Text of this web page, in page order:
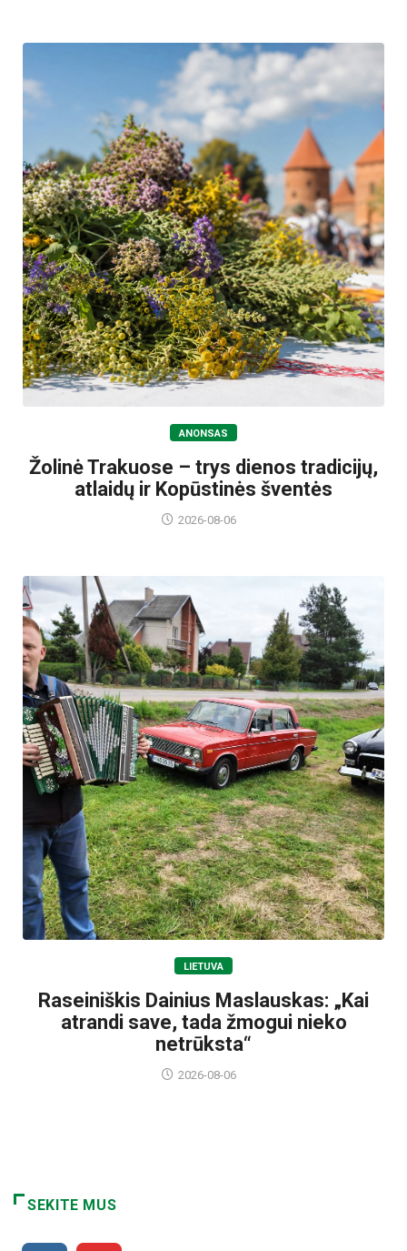
ANONSAS
Žolinė Trakuose – trys dienos tradicijų,
atlaidų ir Kopūstinės šventės
2026-08-06
LIETUVA
Raseiniškis Dainius Maslauskas: „Kai
atrandi save, tada žmogui nieko
netrūksta“
2026-08-06
SEKITE MUS